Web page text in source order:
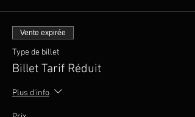
Vente expirée
Type de billet
Billet Tarif Réduit
Plus d'info